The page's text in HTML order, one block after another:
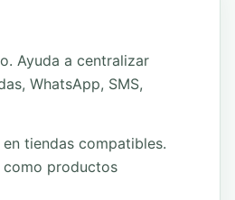
Ayuda a centralizar
WhatsApp, SMS,
tiendas compatibles.
como productos